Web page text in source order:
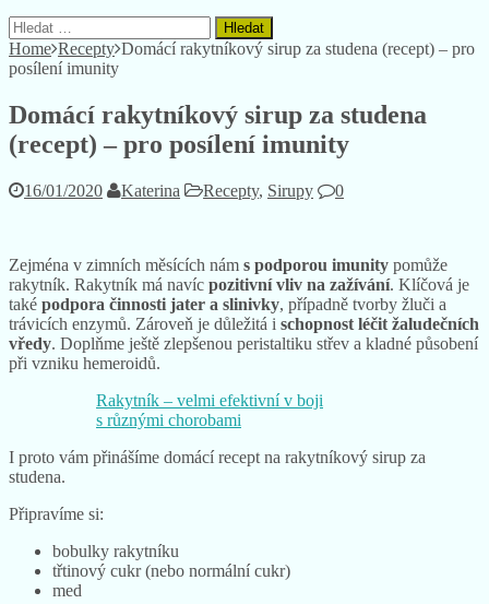
Vyhledávání
Home Recepty Domácí rakytníkový sirup za studena (recept) – pro
posílení imunity
Domácí rakytníkový sirup za studena
(recept) – pro posílení imunity
16/01/2020 Katerina Recepty, Sirupy 0
Zejména v zimních měsících nám s podporou imunity pomůže
rakytník. Rakytník má navíc pozitivní vliv na zažívání. Klíčová je
také podpora činnosti jater a slinivky, případně tvorby žluči a
trávicích enzymů. Zároveň je důležitá i schopnost léčit žaludečních
vředy. Doplňme ještě zlepšenou peristaltiku střev a kladné působení
při vzniku hemeroidů.
Rakytník – velmi efektivní v boji
s různými chorobami
I proto vám přinášíme domácí recept na rakytníkový sirup za
studena.
Připravíme si:
bobulky rakytníku
třtinový cukr (nebo normální cukr)
med